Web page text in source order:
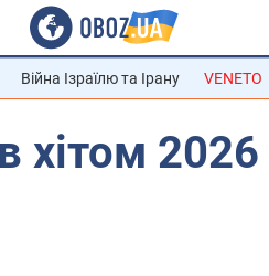
Війна Ізраїлю та Ірану VENETO
хітом 2026